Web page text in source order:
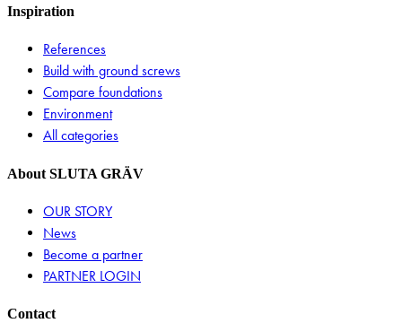
Inspiration
References
Build with ground screws
Compare foundations
Environment
All categories
About SLUTA GRÄV
OUR STORY
News
Become a partner
PARTNER LOGIN
Contact